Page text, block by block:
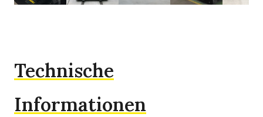
Technische
Informationen